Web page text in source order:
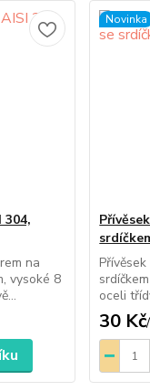
304,
na
vysoké 8
Novinka
oceli
30 Kč/